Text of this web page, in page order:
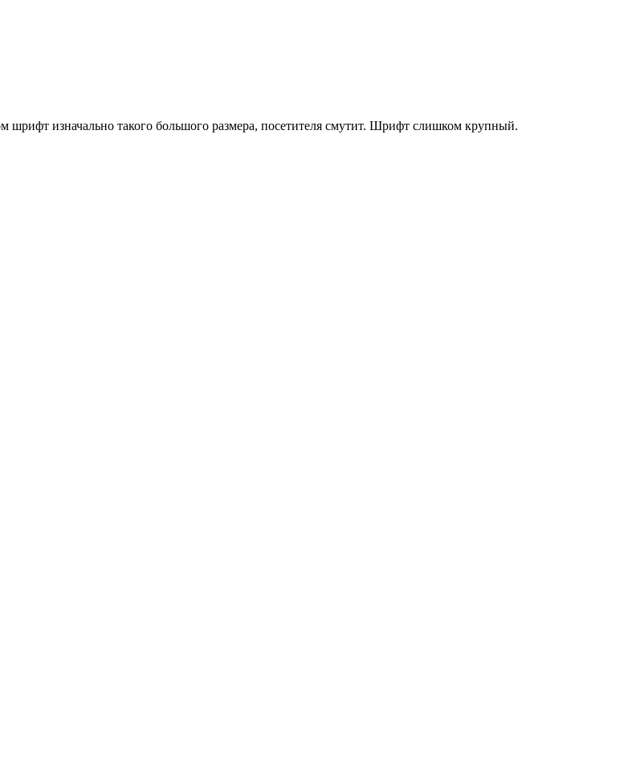
шрифт изначально такого большого размера, посетителя смутит. Шрифт слишком крупный.